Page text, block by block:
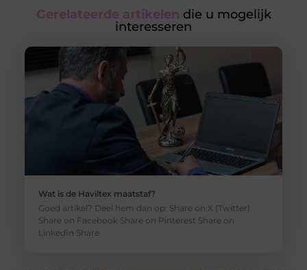
Gerelateerde artikelen die u mogelijk
interesseren
Wat is de Haviltex maatstaf?
Goed artikel? Deel hem dan op: Share on X (Twitter)
Share on Facebook Share on Pinterest Share on
LinkedIn Share